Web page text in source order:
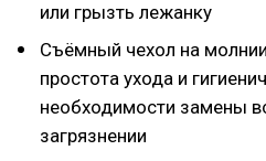
или грызть лежанку
Съёмный чехол на
простота ухода и
необходимости замены
загрязнении